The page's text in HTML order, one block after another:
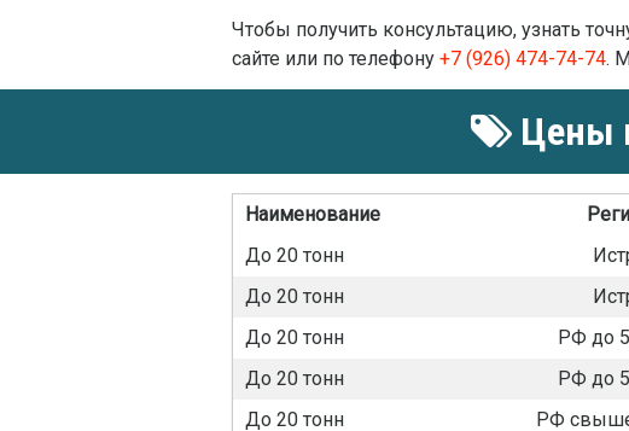
Чтобы получить консультацию, узнать
сайте или по телефону +7 (926) 474-74-74.
Цены
Наименование
До 20 тонн
До 20 тонн
До 20 тонн
РФ до
До 20 тонн
РФ до
До 20 тонн
РФ